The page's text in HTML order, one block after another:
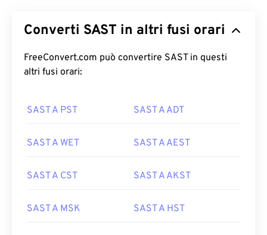
Converti SAST in altri fusi orari
FreeConvert.com può convertire SAST in questi
altri fusi orari:
SAST A PST SAST A ADT
SAST A WET SAST A AEST
SAST A CST SAST A AKST
SAST A MSK SAST A HST